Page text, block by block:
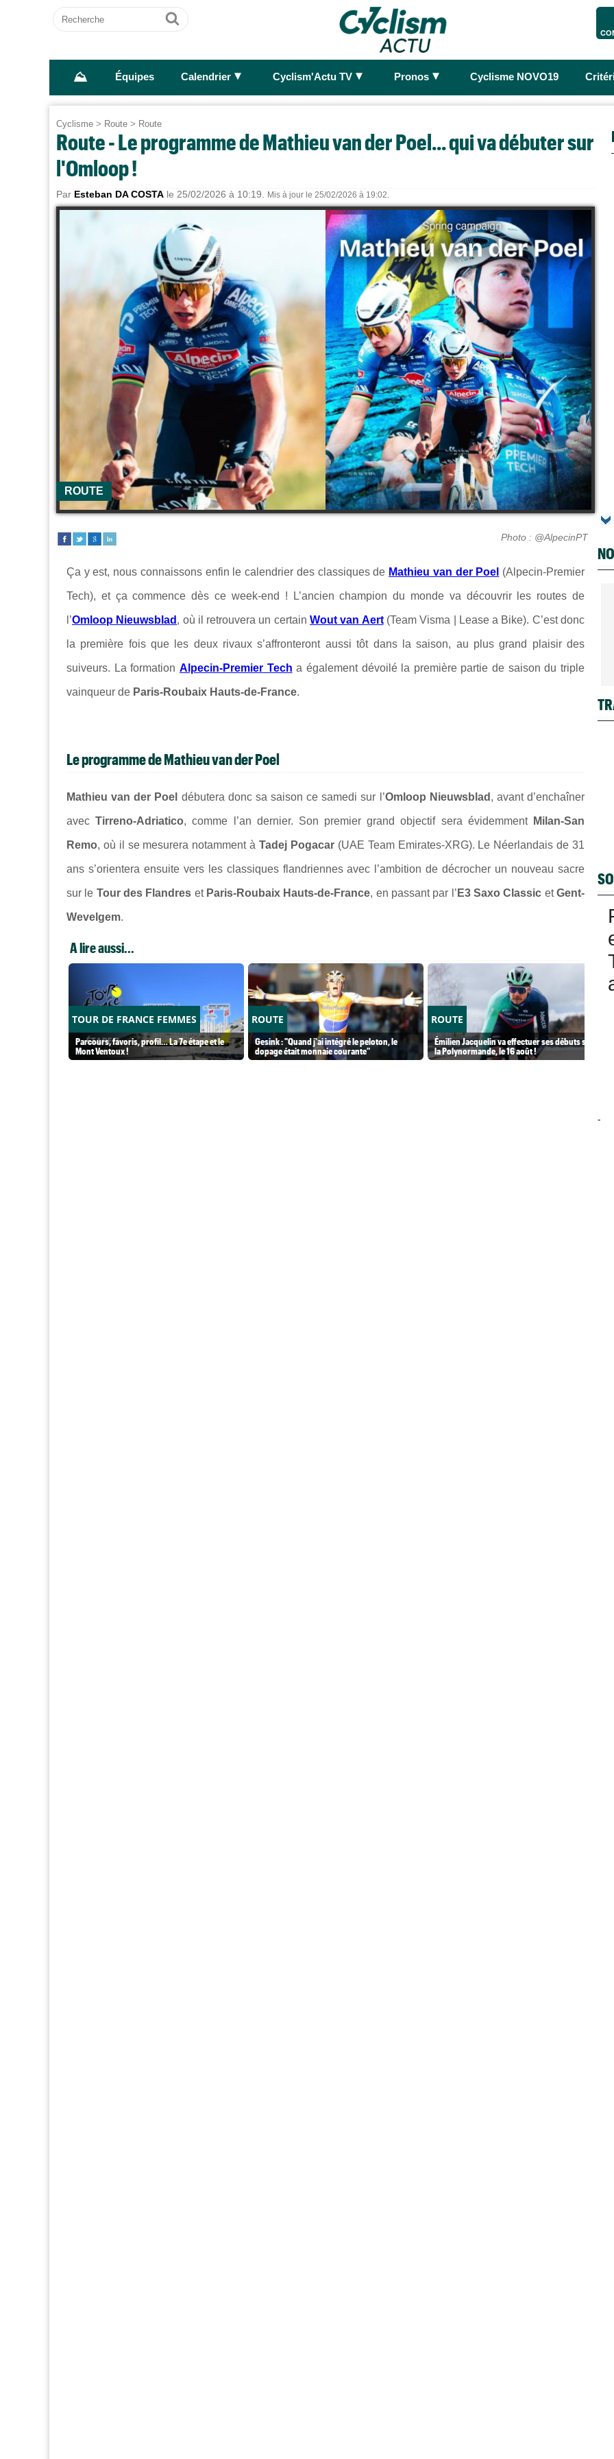
Recherche
Ok
⛰ Équipes Calendrier ► Cyclism'Actu TV ► Pronos ► Cyclisme NOVO19
Cyclisme > Route > Route
Route - Le programme de Mathieu van der Poel... qui va débuter sur
l'Omloop !
Par Esteban DA COSTA le 25/02/2026 à 10:19. Mis à jour le 25/02/2026 à 19:02.
ROUTE
Photo : @AlpecinPT
Ça y est, nous connaissons enfin le calendrier des classiques de Mathieu van der Poel (Alpecin-Premier
Tech), et ça commence dès ce week-end ! L’ancien champion du monde va découvrir les routes de
l’Omloop Nieuwsblad , où il retrouvera un certainWout van Aert(Team Visma | Lease a Bike). C’est donc
la première fois que les deux rivaux s’affronteront aussi tôt dans la saison, au plus grand plaisir des
suiveurs. La formation Alpecin-Premier Tech a également dévoilé la première partie de saison du triple
vainqueur de Paris-Roubaix Hauts-de-France.
Le programme de Mathieu van der Poel
Mathieu van der Poel débutera donc sa saison ce samedi sur l’Omloop Nieuwsblad , avant d’enchaîner
avecTirreno-Adriatico, comme l’an dernier. Son premier grand objectif sera évidemment Milan-San
Remo, où il se mesurera notamment àTadej Pogacar(UAE Team Emirates-XRG). Le Néerlandais de 31
ans s’orientera ensuite vers les classiques flandriennes avec l’ambition de décrocher un nouveau sacre
sur le Tour des Flandres et Paris-Roubaix Hauts-de-France, en passant par l’ E3 Saxo Classic etGent-
Wevelgem.
A lire aussi...
TOUR DE FRANCE FEMMES
Parcours, favoris, profil… La 7e étape et le
Mont Ventoux !
ROUTE
Gesink : "Quand j'ai intégré le peloton, le
dopage était monnaie courante"
ROUTE
Émilien Jacquelin va effectuer ses débuts sur
la Polynormande, le 16 août !
-